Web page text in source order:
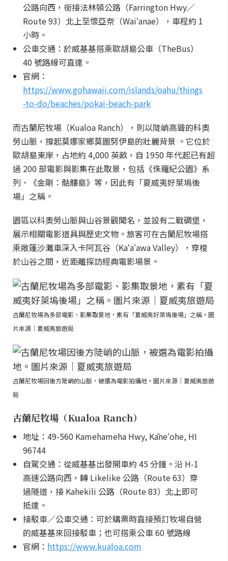
公路向西，銜接法林頓公路（Farrington Hwy／
Route 93）北上至懷亞奈（Waiʻanae），車程約 1
小時。
公車交通：於威基基搭乘歐胡島公車（TheBus）
40 號路線可直達。
官網：
https://www.gohawaii.com/islands/oahu/things
-to-do/beaches/pokai-beach-park
而古蘭尼牧場（Kualoa Ranch），則以陡峭高聳的科奧
勞山脈，撐起莫娜家鄉莫圖努伊島的壯麗背景 。它位於
歐胡島東岸，占地約 4,000 英畝，自 1950 年代起已有超
過 200 部電影與影集在此取景，包括《侏羅紀公園》系
列、《金剛：骷髏島》等，因此有「夏威夷好萊塢後
場」之稱。
園區以科奧勞山脈與山谷景觀聞名，並設有二戰碉堡，
展示相關電影道具與歷史文物。旅客可在古蘭尼牧場搭
乘敞篷沙灘車深入卡阿瓦谷（Kaʻaʻawa Valley），穿梭
於山谷之間，近距離探訪經典電影場景。
古蘭尼牧場為多部電影、影集取景地，素有「夏威夷好萊塢後場」之稱。圖
片來源｜夏威夷旅遊局
古蘭尼牧場因後方陡峭的山脈，被選為電影拍攝地。圖片來源｜夏威夷旅遊
局
古蘭尼牧場（Kualoa Ranch）
地址：49-560 Kamehameha Hwy, Kāneʻohe, HI
96744
自駕交通：從威基基出發開車約 45 分鐘。沿 H-1
高速公路向西，轉 Likelike 公路（Route 63）穿
過隧道，接 Kahekili 公路（Route 83）北上即可
抵達。
接駁車／公車交通：可於購票時直接預訂牧場自營
的威基基來回接駁車；也可搭乘公車 60 號路線
官網： https://www.kualoa.com